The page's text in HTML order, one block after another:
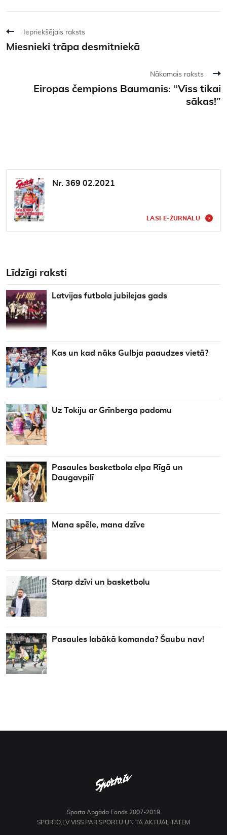
Iepriekšējais raksts
Miesnieki trāpa desmitniekā
Nākamais raksts
Eiropas čempions Baumanis: “Viss tikai
sākas!”
Nr. 369 02.2021
LASI E-ŽURNĀLU
Līdzīgi raksti
Latvijas futbola jubilejas gads
Kas un kad nāks Gulbja paaudzes vietā?
Uz Tokiju ar Grīnberga padomu
Pasaules basketbola elpa Rīgā un
Daugavpilī
Mana spēle, mana dzīve
Starp dzīvi un basketbolu
Pasaules labākā komanda? Šaubu nav!
Sporta Apgāda Fonds 2007-2019
SPORTO.LV VISS PAR SPORTU UN TĀ AKTUALITĀTĒM